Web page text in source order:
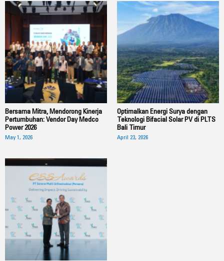
Bersama Mitra, Mendorong Kinerja
Pertumbuhan: Vendor Day Medco
Power 2026
May 1, 2026
Optimalkan Energi Surya dengan
Teknologi Bifacial Solar PV di PLTS
Bali Timur
April 23, 2026